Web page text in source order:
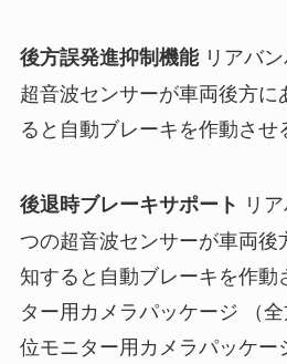
後方誤発進抑制機能 リアバ
超音波センサーが車両後方
ると自動ブレーキを作動させ
後退時ブレーキサポート リ
つの超音波センサーが車両後
知すると自動ブレーキを作動
ター用カメラパッケージ （
位モニター用カメラパッケー